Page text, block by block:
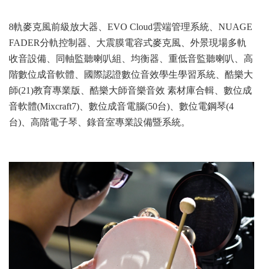
8軌麥克風前級放大器、EVO Cloud雲端管理系統、NUAGE
FADER分軌控制器、大震膜電容式麥克風、外景現場多軌
收音設備、同軸監聽喇叭組、均衡器、重低音監聽喇叭、高
階數位成音軟體、國際認證數位音效學生學習系統、酷樂大
師(21)教育專業版、酷樂大師音樂音效 素材庫合輯、數位成
音軟體(Mixcraft7)、數位成音電腦(50台)、數位電鋼琴(4
台)、高階電子琴、錄音室專業設備暨系統。